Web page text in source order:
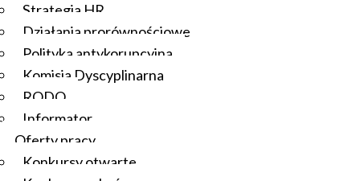
Strategia HR
Działania prorównościowe
Polityka antykorupcyjna
Komisja Dyscyplinarna
RODO
Informator
Oferty pracy
Konkursy otwarte